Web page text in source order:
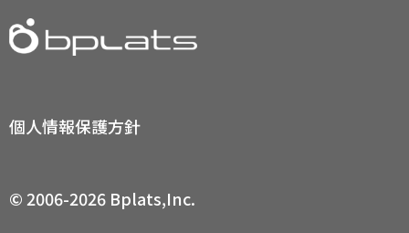
個人情報保護方針
© 2006-2026 Bplats,Inc.